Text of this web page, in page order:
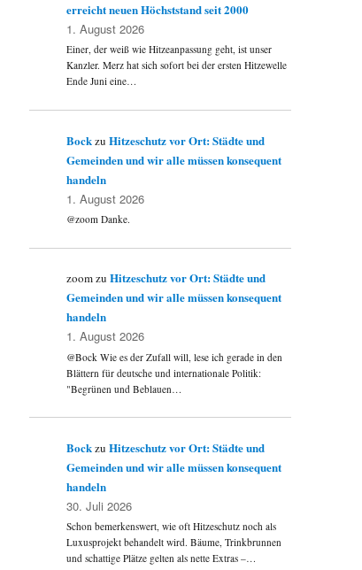
erreicht neuen Höchststand seit 2000
1. August 2026
Einer, der weiß wie Hitzeanpassung geht, ist unser
Kanzler. Merz hat sich sofort bei der ersten Hitzewelle
Ende Juni eine…
BockzuHitzeschutz vor Ort: Städte und
Gemeinden und wir alle müssen konsequent
handeln
1. August 2026
@zoom Danke.
zoomzuHitzeschutz vor Ort: Städte und
Gemeinden und wir alle müssen konsequent
handeln
1. August 2026
@Bock Wie es der Zufall will, lese ich gerade in den
Blättern für deutsche und internationale Politik:
"Begrünen und Beblauen…
BockzuHitzeschutz vor Ort: Städte und
Gemeinden und wir alle müssen konsequent
handeln
30. Juli 2026
Schon bemerkenswert, wie oft Hitzeschutz noch als
Luxusprojekt behandelt wird. Bäume, Trinkbrunnen
und schattige Plätze gelten als nette Extras –…